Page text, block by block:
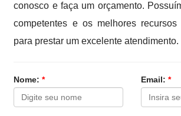
conosco e faça um orçamento.
competentes e os melhores recursos
para prestar um excelente atendimento.
Nome:* Email: *